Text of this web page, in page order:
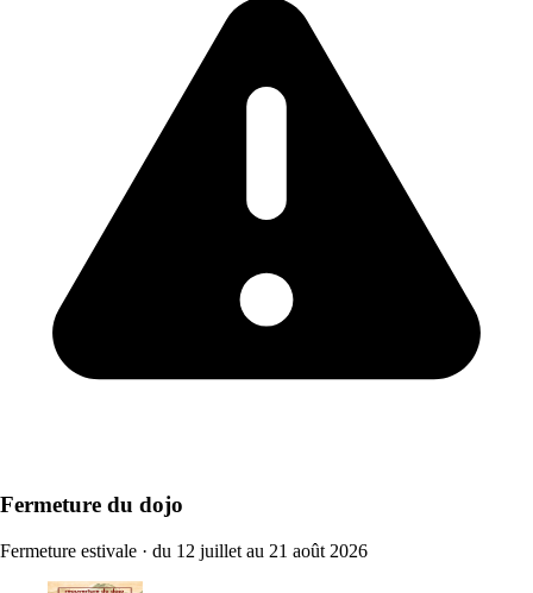
Fermeture du dojo
Fermeture estivale · du 12 juillet au 21 août 2026